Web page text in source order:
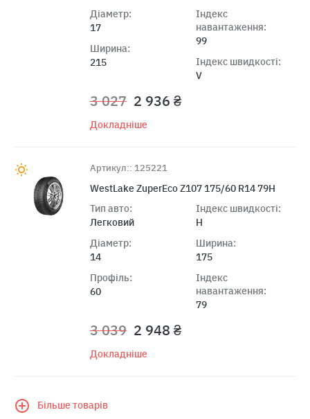
Діаметр:
17
Ширина:
215
Індекс
навантаження:
99
Індекс швидкості:
V
3 027 2 936 ₴
Докладніше
Артикул:: 125221
WestLake ZuperEco Z107 175/60 R14 79H
Тип авто:
Легковий
Діаметр:
14
Профіль:
60
Індекс швидкості:
H
Ширина:
175
Індекс
навантаження:
79
3 039 2 948 ₴
Докладніше
Більше товарів